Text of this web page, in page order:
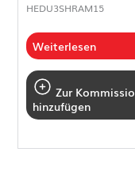
HEDU3SHRAM15
Weiterlesen
Zur
hinzufügen